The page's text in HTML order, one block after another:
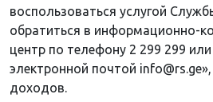
воспользоваться услугой
обратиться в информационно-
центр по телефону 2 299 299
электронной почтой
доходов.